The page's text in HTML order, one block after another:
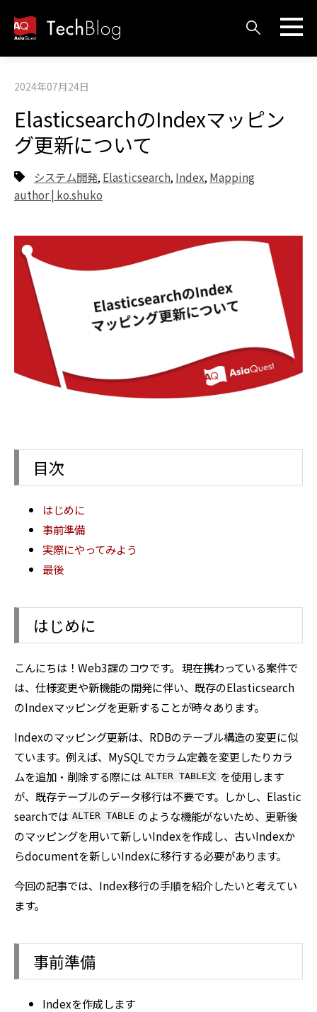
2024年07月24日
ElasticsearchのIndexマッピン
グ更新について
システム開発, Elasticsearch, Index, Mapping
author | ko.shuko
目次
はじめに
事前準備
実際にやってみよう
最後
はじめに
こんにちは！Web3課のコウです。 現在携わっている案件で
は、仕様変更や新機能の開発に伴い、既存のElasticsearch
のIndexマッピングを更新することが時々あります。
Indexのマッピング更新は、RDBのテーブル構造の変更に似
ています。例えば、MySQLでカラム定義を変更したりカラ
ムを追加・削除する際には ALTER TABLE文 を使用します
が、既存テーブルのデータ移行は不要です。しかし、Elastic
searchでは ALTER TABLE のような機能がないため、更新後
のマッピングを用いて新しいIndexを作成し、古いIndexか
らdocumentを新しいIndexに移行する必要があります。
今回の記事では、Index移行の手順を紹介したいと考えてい
ます。
事前準備
Indexを作成します